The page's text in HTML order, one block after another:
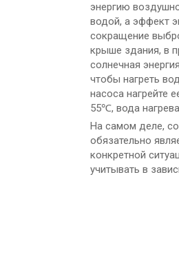
энергию
водой, а эффект
сокращение
крыше здания, в
солнечная
чтобы нагреть
насоса нагрейте
55℃, вода
На самом деле,
обязательно
конкретной
учитывать в